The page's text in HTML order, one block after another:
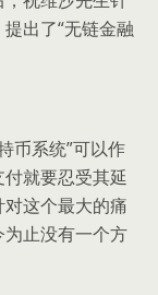
出了“无链金融
币系统”可以作
就要忍受其延
这个最大的痛
止没有一个方